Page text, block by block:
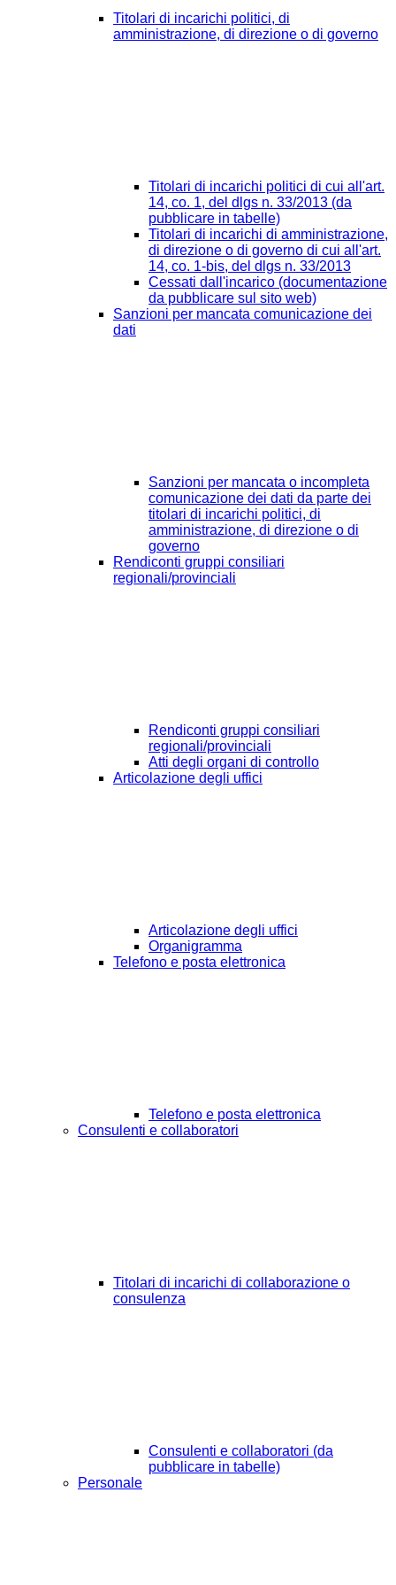
Titolari di incarichi politici, di
amministrazione, di direzione o di governo
Titolari di incarichi politici di cui all'art.
14, co. 1, del dlgs n. 33/2013 (da
pubblicare in tabelle)
Titolari di incarichi di amministrazione,
di direzione o di governo di cui all'art.
14, co. 1-bis, del dlgs n. 33/2013
Cessati dall'incarico (documentazione
da pubblicare sul sito web)
Sanzioni per mancata comunicazione dei
dati
Sanzioni per mancata o incompleta
comunicazione dei dati da parte dei
titolari di incarichi politici, di
amministrazione, di direzione o di
governo
Rendiconti gruppi consiliari
regionali/provinciali
Rendiconti gruppi consiliari
regionali/provinciali
Atti degli organi di controllo
Articolazione degli uffici
Articolazione degli uffici
Organigramma
Telefono e posta elettronica
Telefono e posta elettronica
Consulenti e collaboratori
Titolari di incarichi di collaborazione o
consulenza
Consulenti e collaboratori (da
pubblicare in tabelle)
Personale